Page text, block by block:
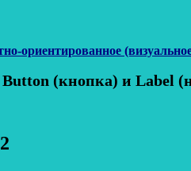
ориентированное
(кнопка) и Label